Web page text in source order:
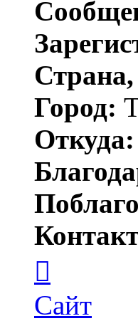
Город:
Откуда:
пользователя
Maks42
Сайт